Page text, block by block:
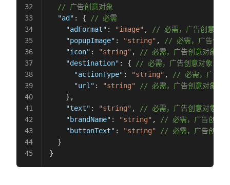
  // 广告创意对象
  "ad"
: {
// 必需
    "adFormat"
: "image" ,
// 必需，广告创意对
    "popupImage"
: "string" ,
// 必需，广告创意
    "icon"
: "string" ,
// 必需，广告创意对象
    "destination"
: {
// 必需，广告创意对象目标
      "actionType"
: "string" ,
// 必需，广告创
      "url"
: "string"
// 必需，广告创意对象落地
    },
    "text"
: "string" ,
// 必需，广告创意对象文
    "brandName"
: "string" ,
// 必需，广告创意
    "buttonText"
: "string"
// 必需，广告创意对
  }
}